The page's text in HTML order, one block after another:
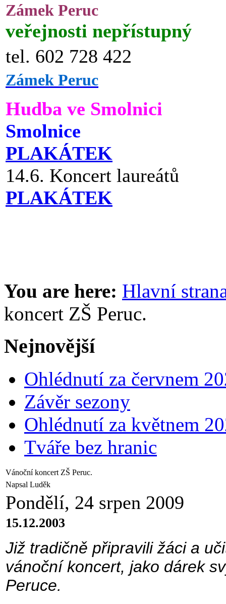
Zámek Peruc
veřejnosti nepřístupný
tel. 602 728 422
Zámek Peruc
Hudba ve Smolnici
Smolnice
PLAKÁTEK
14.6. Koncert laureátů
PLAKÁTEK
You are here: Hlavní
koncert ZŠ Peruc.
Nejnovější
Ohlédnutí za červnem
Závěr sezony
Ohlédnutí za květnem
Tváře bez hranic
Vánoční koncert ZŠ Peruc.
Napsal Luděk
Pondělí, 24 srpen 2009
15.12.2003
Již tradičně připravili žáci a
vánoční koncert, jako dárek
Peruce.